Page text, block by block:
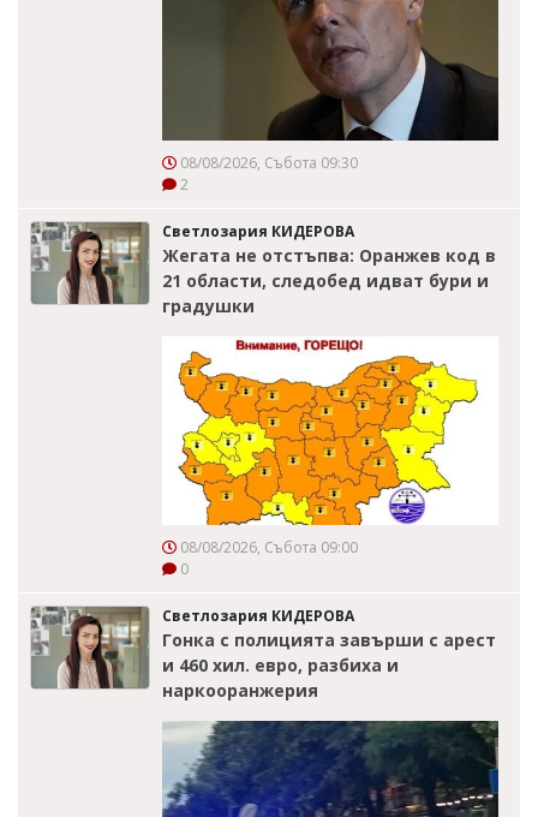
08/08/2026, Събота 09:30
2
Светлозария КИДЕРОВА
Жегата не отстъпва: Оранжев код в
21 области, следобед идват бури и
градушки
08/08/2026, Събота 09:00
0
Светлозария КИДЕРОВА
Гонка с полицията завърши с арест
и 460 хил. евро, разбиха и
наркооранжерия